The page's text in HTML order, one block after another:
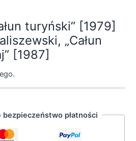
turyński” [1979]
„Całun
[1987]
bezpieczeństwo płatności